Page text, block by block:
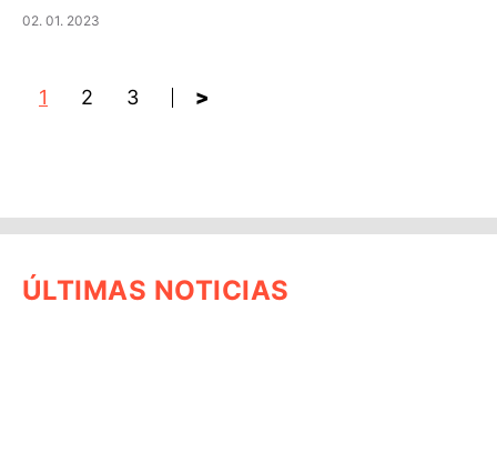
02. 01. 2023
1 2 3 >
ÚLTIMAS NOTICIAS